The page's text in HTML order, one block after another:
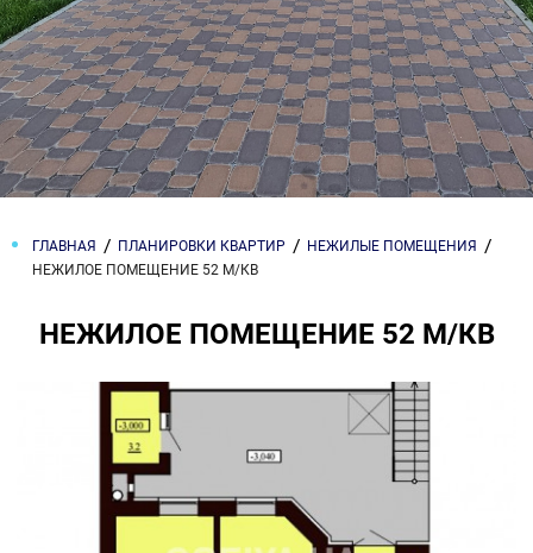
ГЛАВНАЯ ПЛАНИРОВКИ КВАРТИР
НЕЖИЛЫЕ ПОМЕЩЕНИЯ
НЕЖИЛОЕ ПОМЕЩЕНИЕ 52 М/КВ
НЕЖИЛОЕ ПОМЕЩЕНИЕ 52 М/КВ